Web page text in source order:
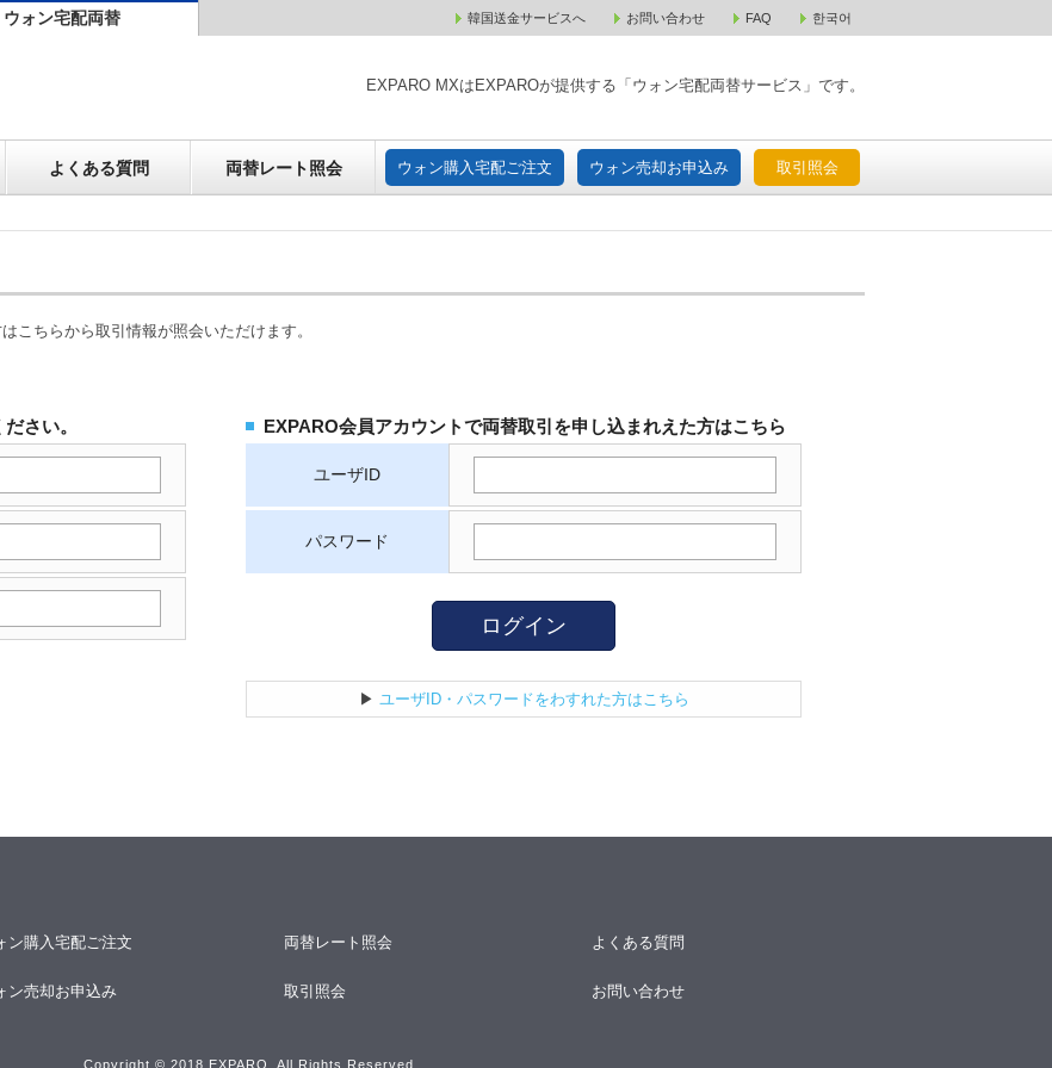
ウォン宅配両替 韓国送金サービスへ お問い合わせ FAQ 한국어
EXPARO MXはEXPAROが提供する「ウォン宅配両替サービス」です。
よくある質問 両替レート照会 ウォン購入宅配ご注文 ウォン売却お申込み 取引照会
ウォン売却 ウォン購入宅配ご注文 ウォン売却お申込み 取引照会
こちらから取引情報が照会いただけます。
さい。 EXPARO会員アカウントで両替取引を申し込まれえた方はこちら
ユーザID
パスワード
ログイン
▶ ユーザID・パスワードをわすれた方はこちら
ン購入宅配ご注文 両替レート照会 よくある質問
ン売却お申込み 取引照会 お問い合わせ
Copyright © 2018 EXPARO. All Rights Reserved.